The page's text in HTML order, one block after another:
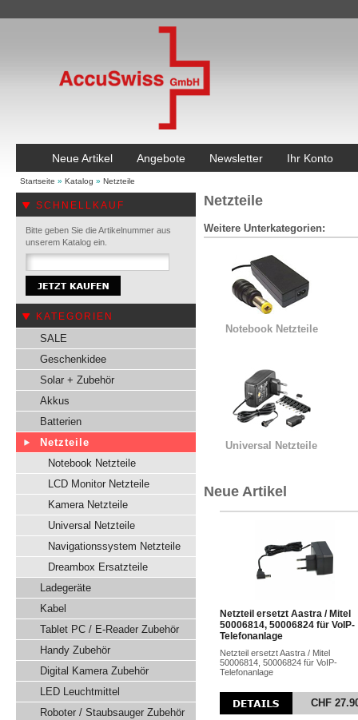
Neue Artikel Angebote Newsletter Ihr Konto
Startseite » Katalog » Netzteile
SCHNELLKAUF
Bitte geben Sie die Artikelnummer aus
unserem Katalog ein.
KATEGORIEN
SALE
Geschenkidee
Solar + Zubehör
Akkus
Batterien
Netzteile
Notebook Netzteile
LCD Monitor Netzteile
Kamera Netzteile
Universal Netzteile
Navigationssystem Netzteile
Dreambox Ersatzteile
Ladegeräte
Kabel
Tablet PC / E-Reader Zubehör
Handy Zubehör
Digital Kamera Zubehör
LED Leuchtmittel
Roboter / Staubsauger Zubehör
Netzteile
Weitere Unterkategorien:
Notebook Netzteile
Universal Netzteile
Neue Artikel
Netzteil ersetzt Aastra / Mitel
50006814, 50006824 für VoIP-
Telefonanlage
Netzteil ersetzt Aastra / Mitel
50006814, 50006824 für VoIP-
Telefonanlage
CHF